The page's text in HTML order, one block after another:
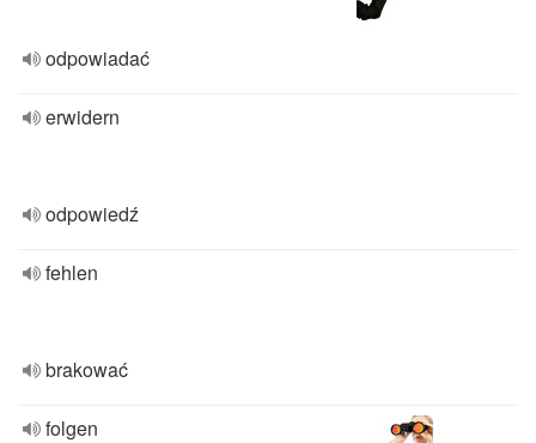
odpowiadać
erwidern
odpowiedź
fehlen
brakować
folgen